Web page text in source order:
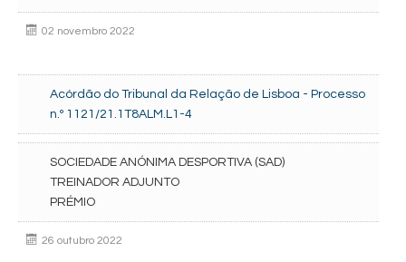
02 novembro 2022
Acórdão do Tribunal da Relação de Lisboa - Processo
n.º 1121/21.1T8ALM.L1-4
SOCIEDADE ANÓNIMA DESPORTIVA (SAD)
TREINADOR ADJUNTO
PRÉMIO
26 outubro 2022